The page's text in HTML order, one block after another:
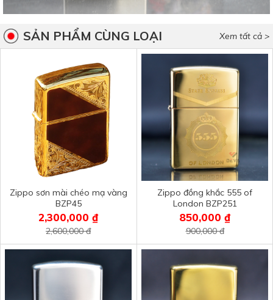
Xem tất cả >
SẢN PHẨM CÙNG LOẠI
Zippo sơn mài chéo mạ vàng
BZP45
2,300,000 ₫
2,600,000 đ
Zippo đồng khắc 555 of
London BZP251
850,000 ₫
900,000 đ